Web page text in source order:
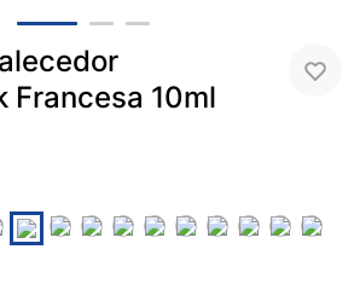
Francesa 10ml
fly gotas
esmalte